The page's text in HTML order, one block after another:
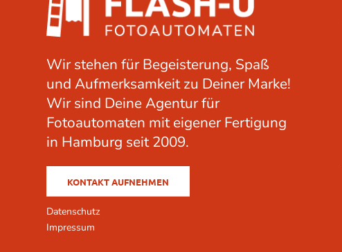
Wir stehen für Begeisterung, Spaß
und Aufmerksamkeit zu Deiner Marke!
Wir sind Deine Agentur für
Fotoautomaten mit eigener Fertigung
in Hamburg seit 2009.
KONTAKT AUFNEHMEN
Datenschutz
Impressum